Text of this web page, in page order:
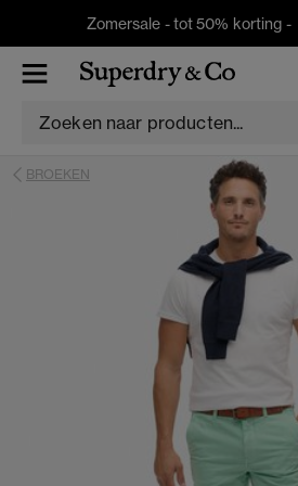
Zomersale - tot 50% korting -
BROEKEN